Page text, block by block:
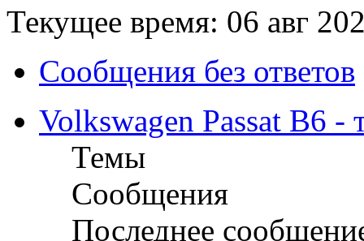
Текущее время: 06 авг
Сообщения без ответов
Volkswagen Passat B6
Темы
Сообщения
Последнее